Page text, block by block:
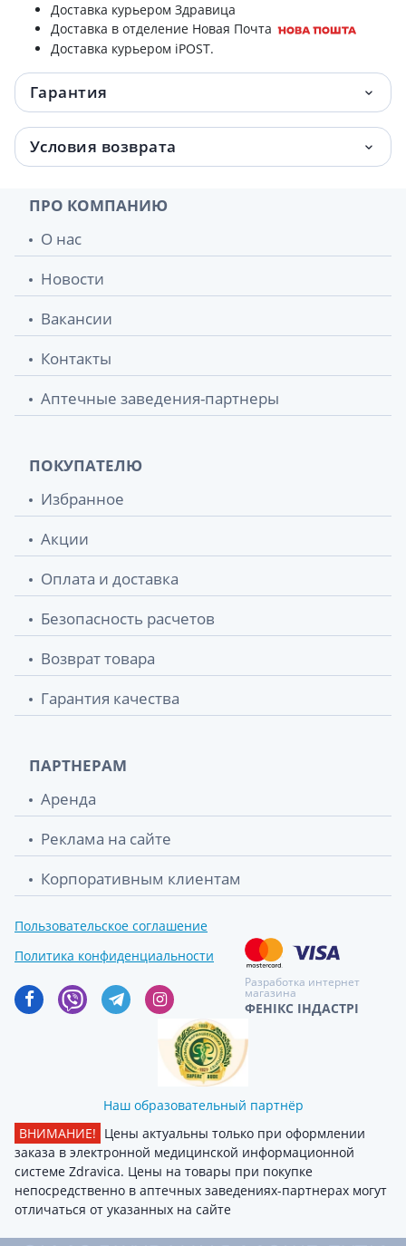
Доставка курьером Здравица
Доставка в отделение Новая Почта
Доставка курьером iPOST.
Гарантия
Условия возврата
ПРО КОМПАНИЮ
О нас
Новости
Вакансии
Контакты
Аптечные заведения-партнеры
ПОКУПАТЕЛЮ
Избранное
Акции
Оплата и доставка
Безопасность расчетов
Возврат товара
Гарантия качества
ПАРТНЕРАМ
Аренда
Реклама на сайте
Корпоративным клиентам
Пользовательское соглашение
Политика конфиденциальности
Разработка интернет
магазина
ФЕНІКС ІНДАСТРІ
Наш образовательный партнёр
ВНИМАНИЕ! Цены актуальны только при оформлении
заказа в электронной медицинской информационной
системе Zdravica. Цены на товары при покупке
непосредственно в аптечных заведениях-партнерах могут
отличаться от указанных на сайте